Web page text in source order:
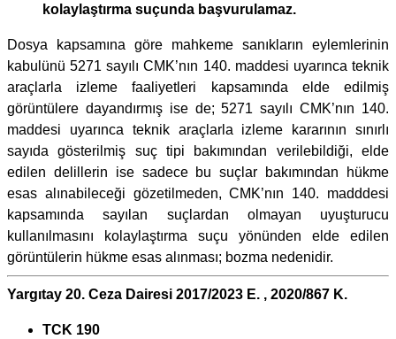
kolaylaştırma suçunda başvurulamaz.
Dosya kapsamına göre mahkeme sanıkların eylemlerinin
kabulünü 5271 sayılı CMK’nın 140. maddesi uyarınca teknik
araçlarla izleme faaliyetleri kapsamında elde edilmiş
görüntülere dayandırmış ise de; 5271 sayılı CMK’nın 140.
maddesi uyarınca teknik araçlarla izleme kararının sınırlı
sayıda gösterilmiş suç tipi bakımından verilebildiği, elde
edilen delillerin ise sadece bu suçlar bakımından hükme
esas alınabileceği gözetilmeden, CMK’nın 140. madddesi
kapsamında sayılan suçlardan olmayan uyuşturucu
kullanılmasını kolaylaştırma suçu yönünden elde edilen
görüntülerin hükme esas alınması; bozma nedenidir.
Yargıtay 20. Ceza Dairesi 2017/2023 E. , 2020/867 K.
TCK 190